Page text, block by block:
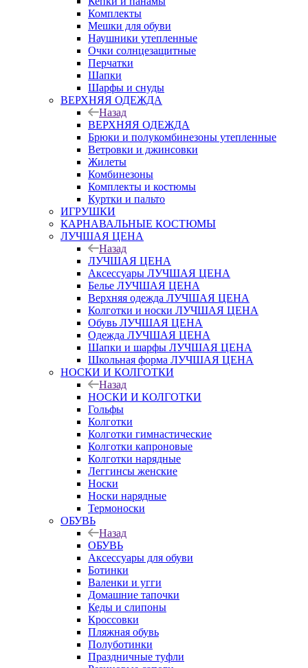
Комплекты
Мешки для обуви
Наушники утепленные
Очки солнцезащитные
Перчатки
Шапки
Шарфы и снуды
ВЕРХНЯЯ ОДЕЖДА
Назад
ВЕРХНЯЯ ОДЕЖДА
Брюки и полукомбинезоны утепленные
Ветровки и джинсовки
Жилеты
Комбинезоны
Комплекты и костюмы
Куртки и пальто
ИГРУШКИ
КАРНАВАЛЬНЫЕ КОСТЮМЫ
ЛУЧШАЯ ЦЕНА
Назад
ЛУЧШАЯ ЦЕНА
Аксессуары ЛУЧШАЯ ЦЕНА
Белье ЛУЧШАЯ ЦЕНА
Верхняя одежда ЛУЧШАЯ ЦЕНА
Колготки и носки ЛУЧШАЯ ЦЕНА
Обувь ЛУЧШАЯ ЦЕНА
Одежда ЛУЧШАЯ ЦЕНА
Шапки и шарфы ЛУЧШАЯ ЦЕНА
Школьная форма ЛУЧШАЯ ЦЕНА
НОСКИ И КОЛГОТКИ
Назад
НОСКИ И КОЛГОТКИ
Гольфы
Колготки
Колготки гимнастические
Колготки капроновые
Колготки нарядные
Леггинсы женские
Носки
Носки нарядные
Термоноски
ОБУВЬ
Назад
ОБУВЬ
Аксессуары для обуви
Ботинки
Валенки и угги
Домашние тапочки
Кеды и слипоны
Кроссовки
Пляжная обувь
Полуботинки
Праздничные туфли